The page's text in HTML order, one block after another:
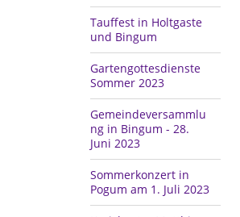
Tauffest in Holtgaste
und Bingum
Gartengottesdienste
Sommer 2023
Gemeindeversammlu
ng in Bingum - 28.
Juni 2023
Sommerkonzert in
Pogum am 1. Juli 2023